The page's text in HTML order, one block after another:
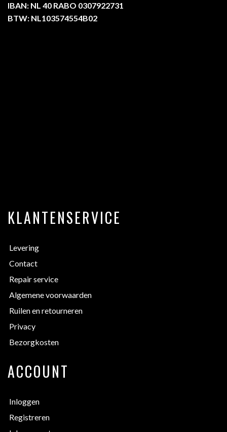
IBAN: NL 40 RABO 0307922731
BTW: NL103574554B02
KLANTENSERVICE
Levering
Contact
Repair service
Algemene voorwaarden
Ruilen en retourneren
Privacy
Bezorgkosten
ACCOUNT
Inloggen
Registreren